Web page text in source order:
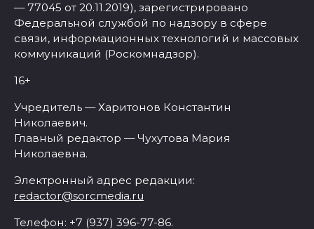
— 77045 от 20.11.2019), зарегистрировано
Федеральной службой по надзору в сфере
связи, информационных технологий и массовых
коммуникаций (Роскомнадзор).
16+
Учредитель — Харитонов Константин
Николаевич.
Главный редактор — Чухутова Мария
Николаевна.
Электронный адрес редакции:
redactor@sorcmedia.ru
Телефон: +7 (937) 396-77-86.